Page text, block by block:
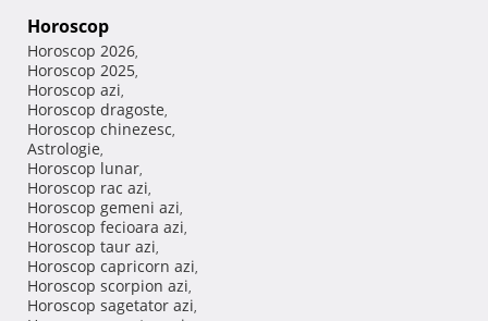
Horoscop
Horoscop 2026,
Horoscop 2025,
Horoscop azi,
Horoscop dragoste,
Horoscop chinezesc,
Astrologie,
Horoscop lunar,
Horoscop rac azi,
Horoscop gemeni azi,
Horoscop fecioara azi,
Horoscop taur azi,
Horoscop capricorn azi,
Horoscop scorpion azi,
Horoscop sagetator azi,